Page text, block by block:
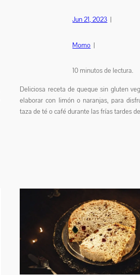
Jun 21, 2023 |
Momo |
10minutos de lectura.
Deliciosa receta de queque sin gluten
elaborar con limón o naranjas, para
taza de té o café durante las frías tardes